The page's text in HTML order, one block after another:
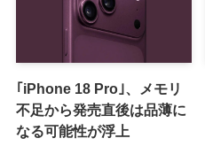
｢iPhone 18 Pro｣、メモリ
不足から発売直後は品薄に
なる可能性が浮上